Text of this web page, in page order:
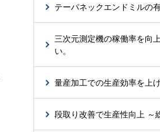
テーパネックエンドミルの
三次元測定機の稼働率を向
い。
量産加工での生産効率を上げ
段取り改善で生産性向上 ～